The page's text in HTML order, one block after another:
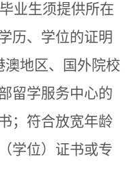
毕业生须提供所在
历、学位的证明
澳地区、国外院校
留学服务中心的
；符合放宽年龄
学位）证书或专